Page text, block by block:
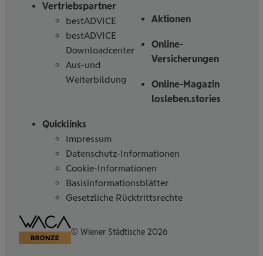
Vertriebspartner
bestADVICE
bestADVICE
Downloadcenter
Aus-und
Weiterbildung
Aktionen
Online-
Versicherungen
Online-Magazin
losleben.stories
Quicklinks
Impressum
Datenschutz-Informationen
Cookie-Informationen
Basisinformationsblätter
Gesetzliche Rücktrittsrechte
Barrierefreiheitserklärung
© Wiener Städtische 2026